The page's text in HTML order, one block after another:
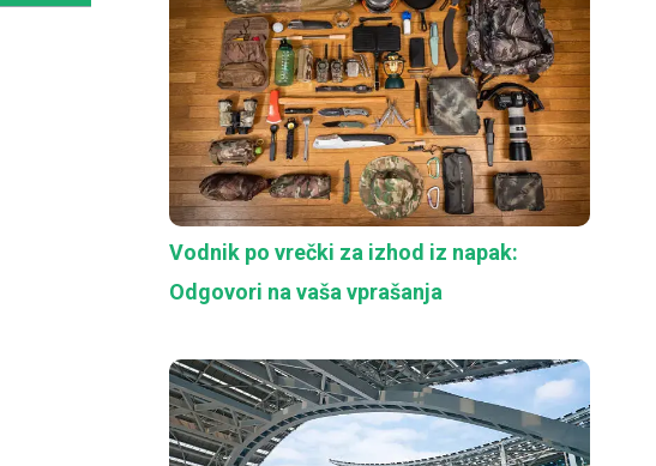
Vodnik po vrečki za izhod iz napak:
Odgovori na vaša vprašanja